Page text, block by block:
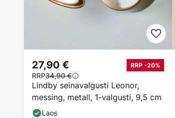
Lindby seinavalgusti Leonor,
messing, metall, 1-valgusti, 9,5 cm
27,90 € RRP -20%
RRP34,90 €
Laos